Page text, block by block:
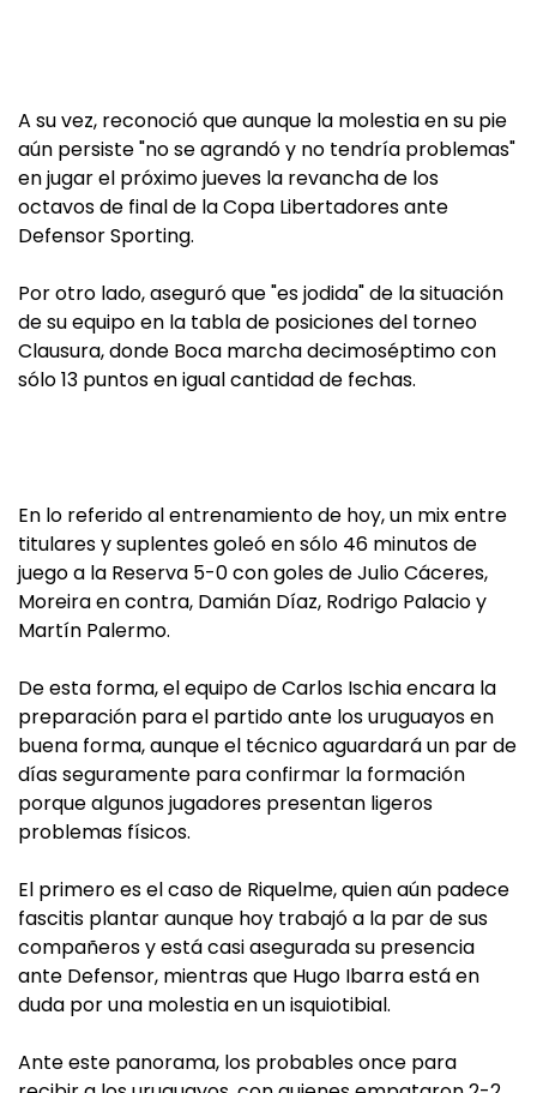
A su vez, reconoció que aunque la molestia en su pie
aún persiste "no se agrandó y no tendría problemas"
en jugar el próximo jueves la revancha de los
octavos de final de la Copa Libertadores ante
Defensor Sporting.
Por otro lado, aseguró que "es jodida" de la situación
de su equipo en la tabla de posiciones del torneo
Clausura, donde Boca marcha decimoséptimo con
sólo 13 puntos en igual cantidad de fechas.
En lo referido al entrenamiento de hoy, un mix entre
titulares y suplentes goleó en sólo 46 minutos de
juego a la Reserva 5-0 con goles de Julio Cáceres,
Moreira en contra, Damián Díaz, Rodrigo Palacio y
Martín Palermo.
De esta forma, el equipo de Carlos Ischia encara la
preparación para el partido ante los uruguayos en
buena forma, aunque el técnico aguardará un par de
días seguramente para confirmar la formación
porque algunos jugadores presentan ligeros
problemas físicos.
El primero es el caso de Riquelme, quien aún padece
fascitis plantar aunque hoy trabajó a la par de sus
compañeros y está casi asegurada su presencia
ante Defensor, mientras que Hugo Ibarra está en
duda por una molestia en un isquiotibial.
Ante este panorama, los probables once para